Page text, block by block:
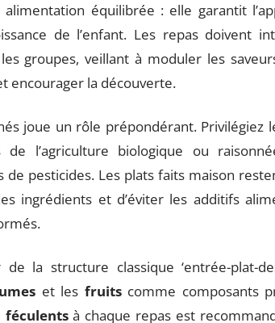
équilibrée : elle garantit
de l’enfant. Les repas doivent
groupes, veillant à moduler les
encourager la découverte.
joue un rôle prépondérant. Privilégiez
l’agriculture biologique ou
de pesticides. Les plats faits maison
ingrédients et d’éviter les additifs
de la structure classique ‘entrée-plat-
et les fruitscomme composants
féculentsà chaque repas est